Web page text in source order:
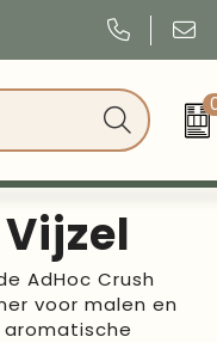
AdHoc Crush
voor malen en